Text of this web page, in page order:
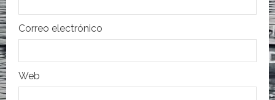
a
d
a
s
Correo electrónico
Web